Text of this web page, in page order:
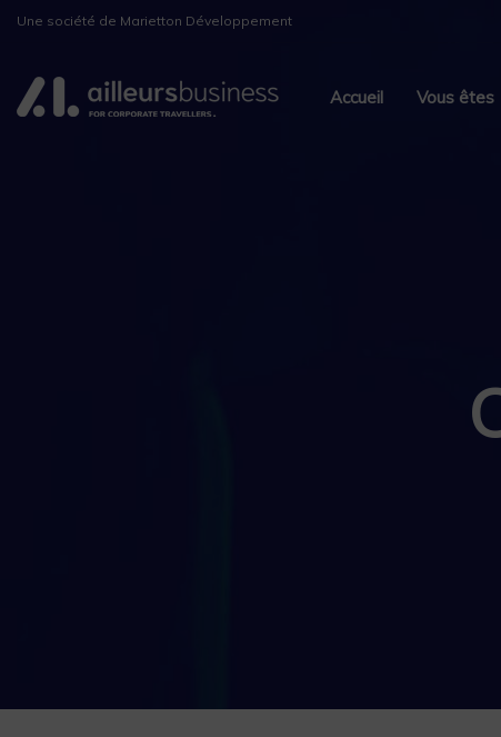
Skip
Skip
primary
navigation
Une société de Marietton Développement
Accueil Vous êtes